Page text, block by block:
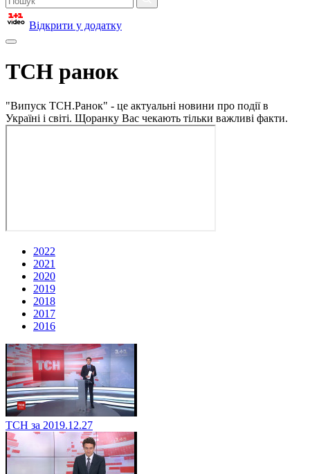
Відкрити у додатку
ТСН ранок
"Випуск ТСН.Ранок" - це актуальні новини про події в
Україні і світі. Щоранку Вас чекають тільки важливі факти.
2022
2021
2020
2019
2018
2017
2016
ТСН за 2019.12.27